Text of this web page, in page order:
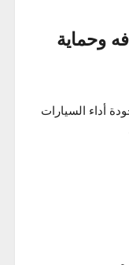
السيارات